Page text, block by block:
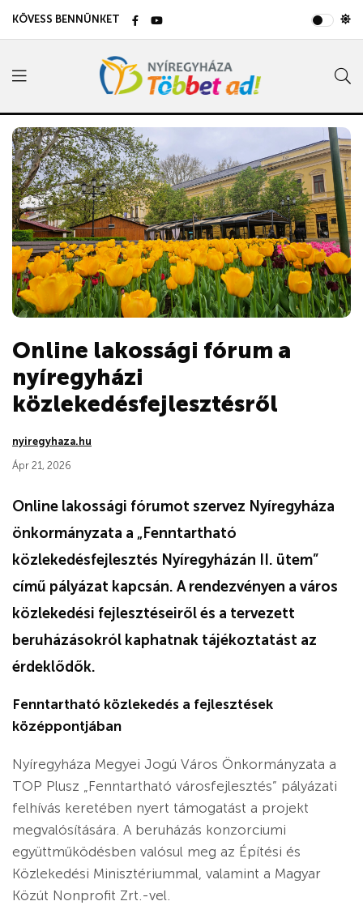
KÖVESS BENNÜNKET
Online lakossági fórum a
nyíregyházi
közlekedésfejlesztésről
nyiregyhaza.hu
Ápr 21, 2026
Online lakossági fórumot szervez Nyíregyháza
önkormányzata a „Fenntartható
közlekedésfejlesztés Nyíregyházán II. ütem”
című pályázat kapcsán. A rendezvényen a város
közlekedési fejlesztéseiről és a tervezett
beruházásokról kaphatnak tájékoztatást az
érdeklődők.
Fenntartható közlekedés a fejlesztések
középpontjában
Nyíregyháza Megyei Jogú Város Önkormányzata a
TOP Plusz „Fenntartható városfejlesztés” pályázati
felhívás keretében nyert támogatást a projekt
megvalósítására. A beruházás konzorciumi
együttműködésben valósul meg az Építési és
Közlekedési Minisztériummal, valamint a Magyar
Közút Nonprofit Zrt.-vel.